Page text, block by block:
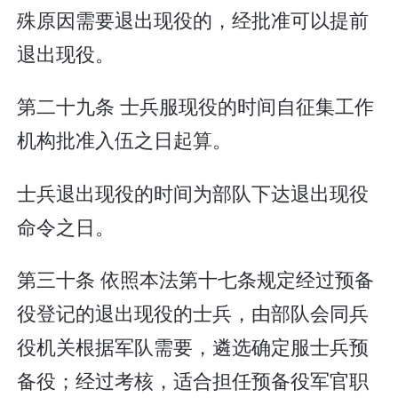
殊原因需要退出现役的，经批准可以提前
退出现役。
第二十九条 士兵服现役的时间自征集工作
机构批准入伍之日起算。
士兵退出现役的时间为部队下达退出现役
命令之日。
第三十条 依照本法第十七条规定经过预备
役登记的退出现役的士兵，由部队会同兵
役机关根据军队需要，遴选确定服士兵预
备役；经过考核，适合担任预备役军官职